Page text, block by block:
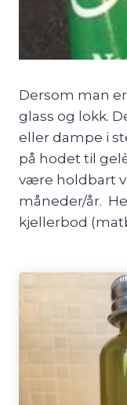
Dersom man
glass og lokk.
eller dampe i
på hodet til
være holdbart
måneder/år.
kjellerbod